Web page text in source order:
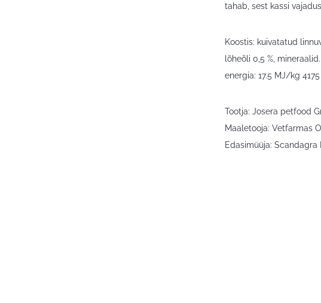
tahab, sest kassi
Koostis: kuivatatud
lõheõli 0,5 %,
energia: 17.5 MJ/kg
Tootja: Josera petfood
Maaletooja: Vetfarmas
Edasimüüja: Scandagra